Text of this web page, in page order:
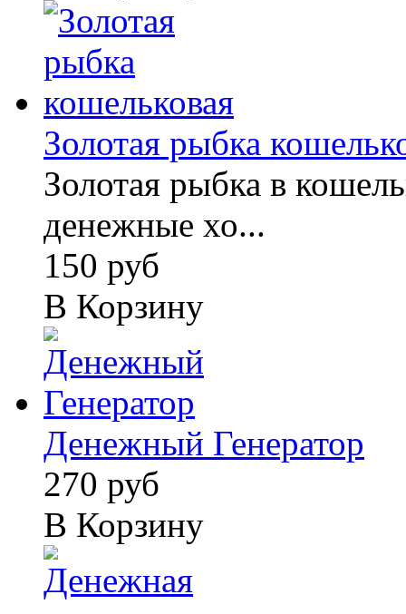
Золотая рыбка
Золотая рыбка в
денежные хо...
150 руб
В Корзину
Денежный Генератор
270 руб
В Корзину